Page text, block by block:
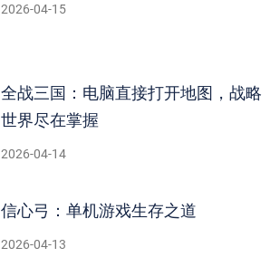
2026-04-15
全战三国：电脑直接打开地图，战略
世界尽在掌握
2026-04-14
信心弓：单机游戏生存之道
2026-04-13